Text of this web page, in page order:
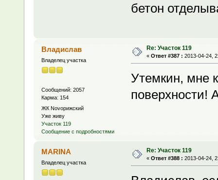
бетон
Владислав
Владелец участка
Сообщений: 2057
Карма: 154
ЖК Novoрижский
Уже живу
Участок 119
Сообщение с подробностями
Re: Участок 119
« Ответ #387 : 2013-04-24,
Утемкин, мне
поверхности!
MARINA
Владелец участка
Re: Участок 119
« Ответ #388 : 2013-04-24,